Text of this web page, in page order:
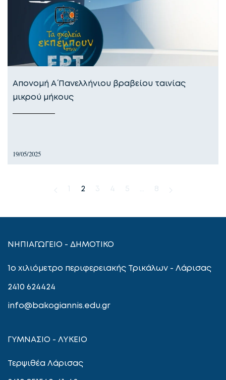
Απονομή Α´ Πανελλήνιου βραβείου ταινίας
μικρού μήκους
19/05/2025
1 2 3 4 5 … 8
ΝΗΠΙΑΓΩΓΕΙΟ - ΔΗΜΟΤΙΚΟ
1ο χιλιόμετρο περιφερειακής Τρικάλων - Λάρισας
2410 624424
info@bakogiannis.edu.gr
ΓΥΜΝΑΣΙΟ - ΛΥΚΕΙΟ
Τερψιθέα Λάρισας